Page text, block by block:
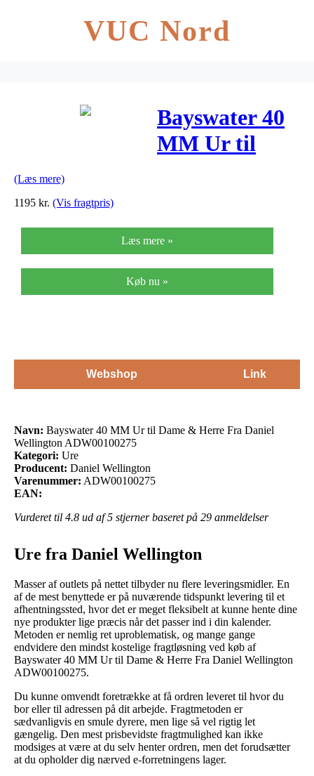
VUC Nord
Bayswater 40
MM Ur til
Wellington
ADW00100275
(Læs mere)
1195 kr. (Vis fragtpris)
Læs mere »
Køb nu »
Webshop Link
Navn: Bayswater 40 MM Ur til Dame & Herre Fra Daniel
Wellington ADW00100275
Kategori: Ure
Producent: Daniel Wellington
Varenummer: ADW00100275
EAN:
Vurderet til 4.8 ud af 5 stjerner baseret på 29 anmeldelser
Ure fra Daniel Wellington
Masser af outlets på nettet tilbyder nu flere leveringsmidler. En
af de mest benyttede er på nuværende tidspunkt levering til et
afhentningssted, hvor det er meget fleksibelt at kunne hente dine
nye produkter lige præcis når det passer ind i din kalender.
Metoden er nemlig ret uproblematisk, og mange gange
endvidere den mindst kostelige fragtløsning ved køb af
Bayswater 40 MM Ur til Dame & Herre Fra Daniel Wellington
ADW00100275.
Du kunne omvendt foretrække at få ordren leveret til hvor du
bor eller til adressen på dit arbejde. Fragtmetoden er
sædvanligvis en smule dyrere, men lige så vel rigtig let
gængelig. Den mest prisbevidste fragtmulighed kan ikke
modsiges at være at du selv henter ordren, men det forudsætter
at du opholder dig nærved e-forretningens lager.